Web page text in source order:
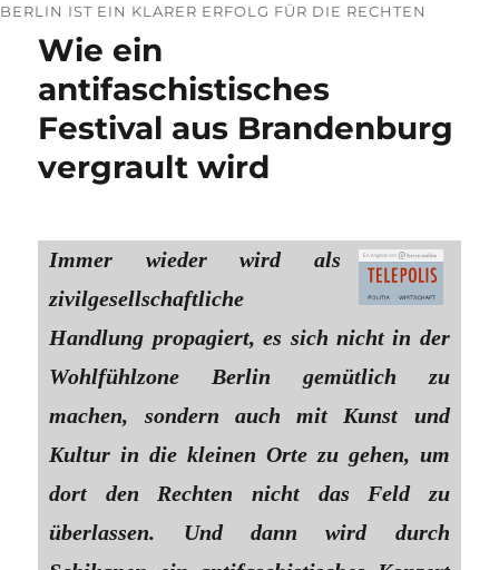
BERLIN IST EIN KLARER ERFOLG FÜR DIE RECHTEN
Wie ein
antifaschistisches
Festival aus Brandenburg
vergrault wird
Immer wieder wird als
zivilgesellschaftliche
Handlung propagiert, es sich nicht in der
Wohlfühlzone Berlin gemütlich zu
machen, sondern auch mit Kunst und
Kultur in die kleinen Orte zu gehen, um
dort den Rechten nicht das Feld zu
überlassen. Und dann wird durch